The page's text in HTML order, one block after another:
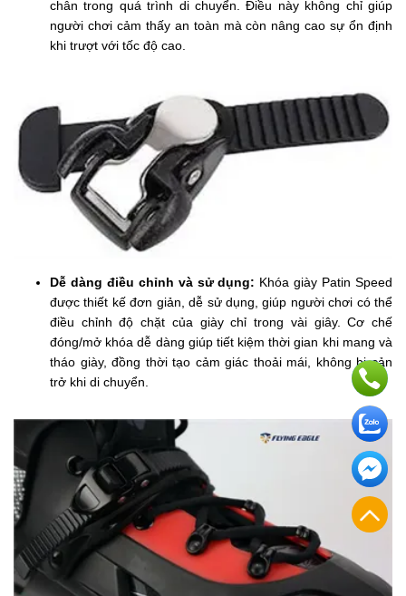
chân trong quá trình di chuyển. Điều này không chỉ giúp
người chơi cảm thấy an toàn mà còn nâng cao sự ổn định
khi trượt với tốc độ cao.
Dễ dàng điều chỉnh và sử dụng: Khóa giày Patin Speed
được thiết kế đơn giản, dễ sử dụng, giúp người chơi có thể
điều chỉnh độ chặt của giày chỉ trong vài giây. Cơ chế
đóng/mở khóa dễ dàng giúp tiết kiệm thời gian khi mang và
tháo giày, đồng thời tạo cảm giác thoải mái, không bị cản
trở khi di chuyển.